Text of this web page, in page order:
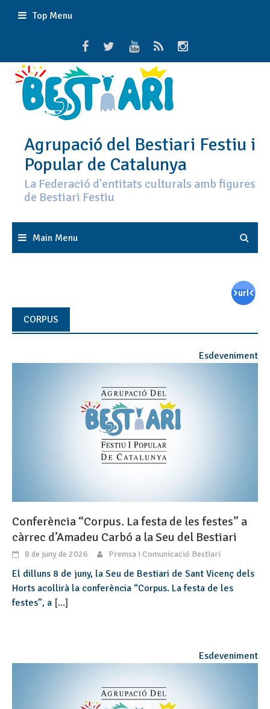
Top Menu
Agrupació del Bestiari Festiu i
Popular de Catalunya
La Federació d'entitats culturals amb figures
de Bestiari Festiu
Main Menu
CORPUS
Esdeveniment
Conferència “Corpus. La festa de les festes” a
càrrec d’Amadeu Carbó a la Seu del Bestiari
8 de juny de 2026 Premsa i Comunicació Bestiari
El dilluns 8 de juny, la Seu de Bestiari de Sant Vicenç dels
Horts acollirà la conferència “Corpus. La festa de les
festes”, a [...]
Esdeveniment